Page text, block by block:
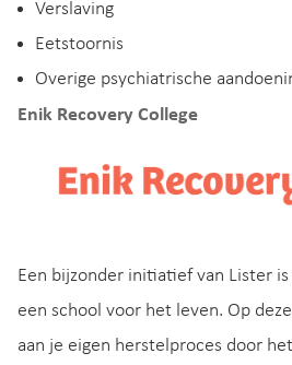
Verslaving
Eetstoornis
Overige psychiatrische
Enik Recovery College
Een bijzonder initiatief van Lister
een school voor het leven. Op
aan je eigen herstelproces door